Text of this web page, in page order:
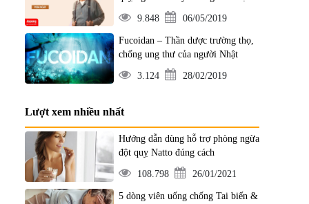
9.848 06/05/2019
Fucoidan – Thần dược trường thọ,
chống ung thư của người Nhật
3.124 28/02/2019
Lượt xem nhiều nhất
Hướng dẫn dùng hỗ trợ phòng ngừa
đột quỵ Natto đúng cách
108.798 26/01/2021
5 dòng viên uống chống Tai biến &